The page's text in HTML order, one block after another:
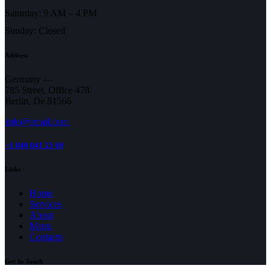
Saturday: 9 AM – 4 PM
Sunday: Closed
Address
Germany —
785 Street, Office 478
Berlin, De 81566
info@email.com
+1 840 841 25 69
Links
Home
Services
About
Menu
Contacts
Get In Touch